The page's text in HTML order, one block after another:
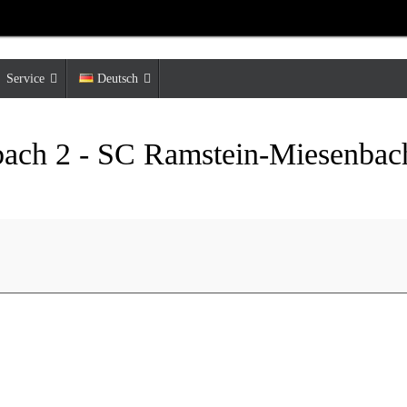
Service Deutsch
2 - SC Ramstein-